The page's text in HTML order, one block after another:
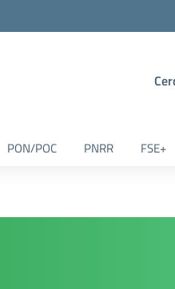
PON/POC PNRR FSE+